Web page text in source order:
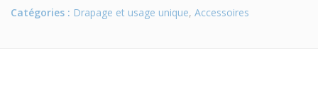
Catégories : Drapage et usage unique, Accessoires